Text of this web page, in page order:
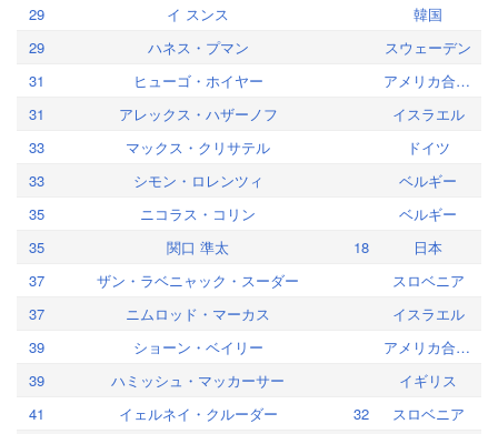
29
イ スンス
韓国
29
ハネス・プマン
スウェーデン
31
ヒューゴ・ホイヤー
アメリカ合衆国
31
アレックス・ハザーノフ
イスラエル
33
マックス・クリサテル
ドイツ
33
シモン・ロレンツィ
ベルギー
35
ニコラス・コリン
ベルギー
35
関口 準太 18
日本
37
ザン・ラベニャック・スーダー
スロベニア
37
ニムロッド・マーカス
イスラエル
39
ショーン・ベイリー
アメリカ合衆国
39
ハミッシュ・マッカーサー
イギリス
41
イェルネイ・クルーダー 32
スロベニア